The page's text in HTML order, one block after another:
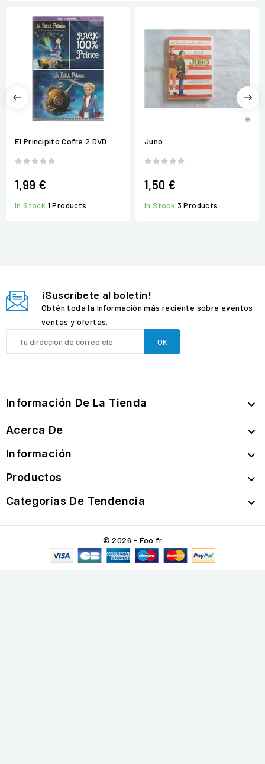
El Principito Cofre 2 DVD
1,99 €
In Stock 1 Products
Juno
1,50 €
In Stock 3 Products
¡Suscríbete al boletín!
Obtén toda la información más reciente sobre eventos,
ventas y ofertas.
Información De La Tienda 
Acerca De 
Información 
Productos 
Categorías De Tendencia 
© 2026 - Foo.fr